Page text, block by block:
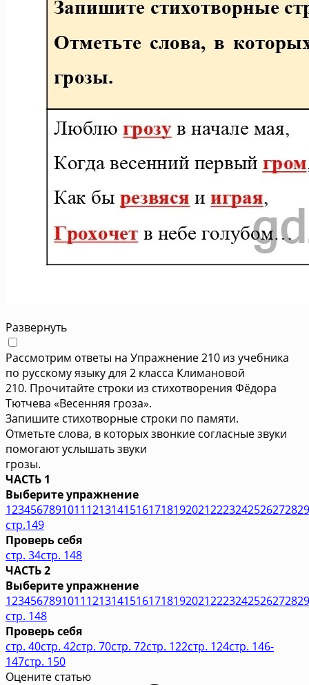
Развернуть
Рассмотрим ответы на Упражнение 210 из учебника
по русскому языку для 2 класса Климановой
210. Прочитайте строки из стихотворения Фёдора
Тютчева «Весенняя гроза».
Запишите стихотворные строки по памяти.
Отметьте слова, в которых звонкие согласные звуки
помогают услышать звуки
грозы.
ЧАСТЬ 1
Выберите упражнение
1234567891011121314151617181920212223242526272829
стр.149
Проверь себя
стр. 34стр. 148
ЧАСТЬ 2
Выберите упражнение
1234567891011121314151617181920212223242526272829
стр. 148
Проверь себя
стр. 40стр. 42стр. 70стр. 72стр. 122стр. 124стр. 146-
147стр. 150
Оцените статью